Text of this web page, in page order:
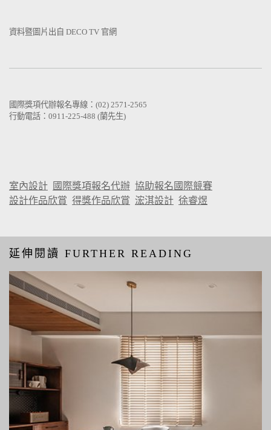
資料暨圖片出自 DECO TV 官網
國際獎項代辦報名專線：(02) 2571-2565
行動電話：0911-225-488 (蘭先生)
室內設計 國際獎項報名代辦 協助報名國際競賽
設計作品欣賞 得獎作品欣賞 浤淇設計 徐睿煜
延伸閱讀 FURTHER READING